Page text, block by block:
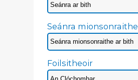
Seánra mionsonraithe
Foilsitheoir